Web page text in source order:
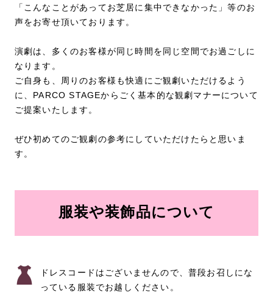
「こんなことがあってお芝居に集中できなかった」等のお
声をお寄せ頂いております。
演劇は、多くのお客様が同じ時間を同じ空間でお過ごしに
なります。
ご自身も、周りのお客様も快適にご観劇いただけるよう
に、PARCO STAGEからごく基本的な観劇マナーについて
ご提案いたします。
ぜひ初めてのご観劇の参考にしていただけたらと思いま
す。
服装や装飾品について
ドレスコードはございませんので、普段お召しにな
っている服装でお越しください。